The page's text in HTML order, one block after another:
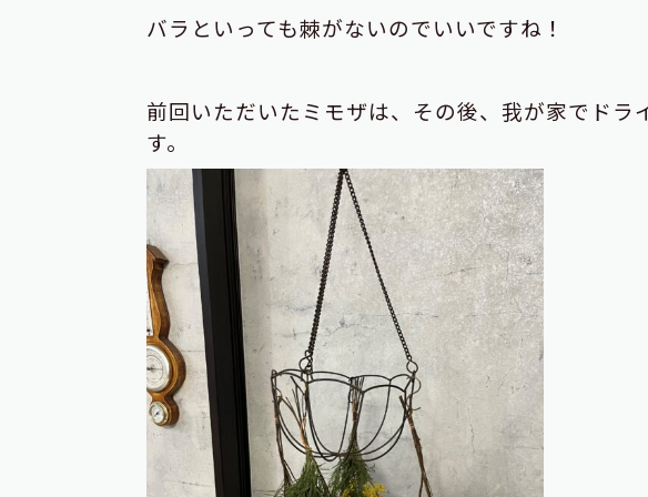
バラといっても棘がないのでいいですね！
前回いただいたミモザは、その後、我が家でド
す。